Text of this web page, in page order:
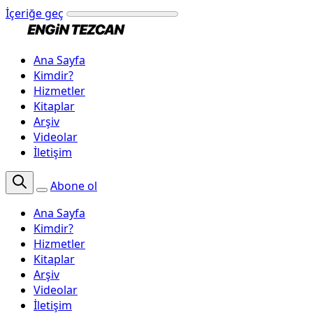
İçeriğe geç
Ana Sayfa
Kimdir?
Hizmetler
Kitaplar
Arşiv
Videolar
İletişim
Abone ol
Ana Sayfa
Kimdir?
Hizmetler
Kitaplar
Arşiv
Videolar
İletişim